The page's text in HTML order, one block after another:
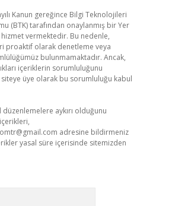
Kanun gereğince Bilgi Teknolojileri
(BTK) tarafından onaylanmış bir Yer
hizmet vermektedir. Bu nedenle,
proaktif olarak denetleme veya
bulunmamaktadır. Ancak,
içeriklerin sorumluluğunu
üye olarak bu sorumluluğu kabul
düzenlemelere aykırı olduğunu
adresine bildirmeniz
yasal süre içerisinde sitemizden